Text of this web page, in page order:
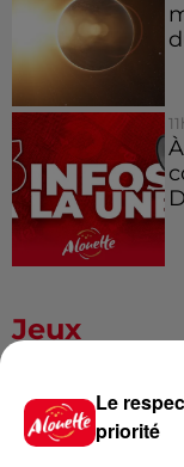
Jeux
Le
priorité